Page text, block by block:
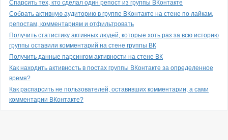
Спарсить тех, кто сделал один репост из группы ВКонтакте
Собрать активную аудиторию в группе ВКонтакте на стене по лайкам,
репостам, комментариям и отфильтровать
Получить статистику активных людей, которые хоть раз за всю историю
группы оставили комментарий на стене группы ВК
Получить данные парсингом активности на стене ВК
Как находить активность в постах группы ВКонтакте за определенное
время?
Как распарсить не пользователей, оставивших комментарии, а сами
комментарии ВКонтакте?